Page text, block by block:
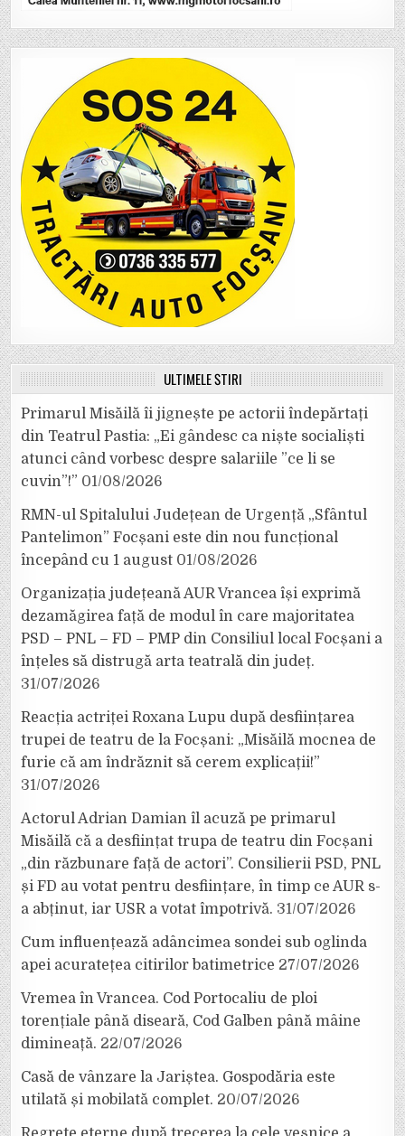
ULTIMELE ȘTIRI
Primarul Misăilă îi jignește pe actorii îndepărtați
din Teatrul Pastia: „Ei gândesc ca niște socialiști
atunci când vorbesc despre salariile ”ce li se
cuvin”!” 01/08/2026
RMN-ul Spitalului Județean de Urgență „Sfântul
Pantelimon” Focșani este din nou funcțional
începând cu 1 august 01/08/2026
Organizația județeană AUR Vrancea își exprimă
dezamăgirea față de modul în care majoritatea
PSD – PNL – FD – PMP din Consiliul local Focșani a
înțeles să distrugă arta teatrală din județ.
31/07/2026
Reacția actriței Roxana Lupu după desființarea
trupei de teatru de la Focșani: „Misăilă mocnea de
furie că am îndrăznit să cerem explicații!”
31/07/2026
Actorul Adrian Damian îl acuză pe primarul
Misăilă că a desființat trupa de teatru din Focșani
„din răzbunare față de actori”. Consilierii PSD, PNL
și FD au votat pentru desființare, în timp ce AUR s-
a abținut, iar USR a votat împotrivă. 31/07/2026
Cum influențează adâncimea sondei sub oglinda
apei acuratețea citirilor batimetrice 27/07/2026
Vremea în Vrancea. Cod Portocaliu de ploi
torențiale până diseară, Cod Galben până mâine
dimineață. 22/07/2026
Casă de vânzare la Jariștea. Gospodăria este
utilată și mobilată complet. 20/07/2026